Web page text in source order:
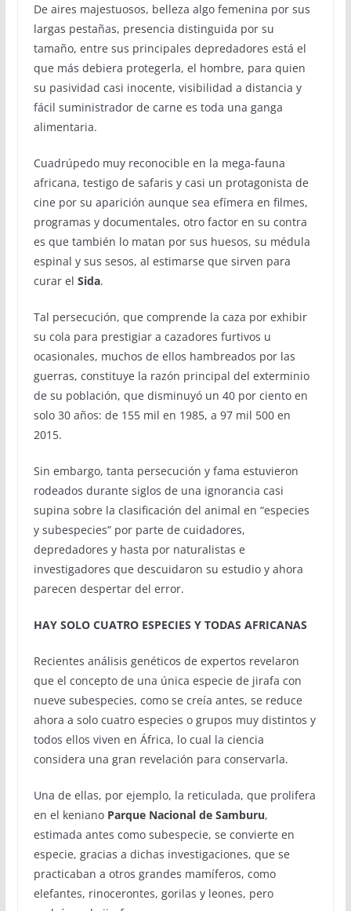
De aires majestuosos, belleza algo femenina por sus
largas pestañas, presencia distinguida por su
tamaño, entre sus principales depredadores está el
que más debiera protegerla, el hombre, para quien
su pasividad casi inocente, visibilidad a distancia y
fácil suministrador de carne es toda una ganga
alimentaria.
Cuadrúpedo muy reconocible en la mega-fauna
africana, testigo de safaris y casi un protagonista de
cine por su aparición aunque sea efímera en filmes,
programas y documentales, otro factor en su contra
es que también lo matan por sus huesos, su médula
espinal y sus sesos, al estimarse que sirven para
curar el Sida.
Tal persecución, que comprende la caza por exhibir
su cola para prestigiar a cazadores furtivos u
ocasionales, muchos de ellos hambreados por las
guerras, constituye la razón principal del exterminio
de su población, que disminuyó un 40 por ciento en
solo 30 años: de 155 mil en 1985, a 97 mil 500 en
2015.
Sin embargo, tanta persecución y fama estuvieron
rodeados durante siglos de una ignorancia casi
supina sobre la clasificación del animal en “especies
y subespecies” por parte de cuidadores,
depredadores y hasta por naturalistas e
investigadores que descuidaron su estudio y ahora
parecen despertar del error.
HAY SOLO CUATRO ESPECIES Y TODAS AFRICANAS
Recientes análisis genéticos de expertos revelaron
que el concepto de una única especie de jirafa con
nueve subespecies, como se creía antes, se reduce
ahora a solo cuatro especies o grupos muy distintos y
todos ellos viven en África, lo cual la ciencia
considera una gran revelación para conservarla.
Una de ellas, por ejemplo, la reticulada, que prolifera
en el keniano Parque Nacional de Samburu,
estimada antes como subespecie, se convierte en
especie, gracias a dichas investigaciones, que se
practicaban a otros grandes mamíferos, como
elefantes, rinocerontes, gorilas y leones, pero